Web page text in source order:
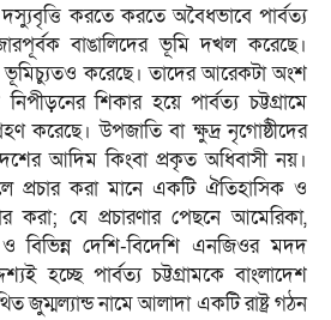
করতে করতে অবৈধভাবে পার্বত্য
বাঙালিদের ভূমি দখল করেছে।
ভূমিচ্যুতও করেছে। তাদের আরেকটা অংশ
শিকার হয়ে পার্বত্য চট্টগ্রামে
করেছে। উপজাতি বা ক্ষুদ্র নৃগোষ্ঠীদের
আদিম কিংবা প্রকৃত অধিবাসী নয়।
প্রচার করা মানে একটি ঐতিহাসিক ও
করা; যে প্রচারণার পেছনে আমেরিকা,
ও বিভিন্ন দেশি-বিদেশি এনজিওর মদদ
হচ্ছে পার্বত্য চট্টগ্রামকে বাংলাদেশ
জুম্মল্যান্ড নামে আলাদা একটি রাষ্ট্র গঠন